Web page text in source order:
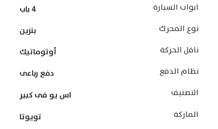
ابواب السيارة
4 باب
نوع المحرك
بنزين
ناقل الحركة
أوتوماتيك
نظام الدفع
دفع رباعى
التصنيف
اس يو فى كبير
الماركة
تويوتا